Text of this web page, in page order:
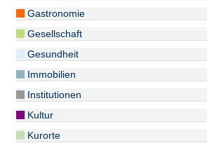
Gastronomie
Gesellschaft
Gesundheit
Immobilien
Institutionen
Kultur
Kurorte